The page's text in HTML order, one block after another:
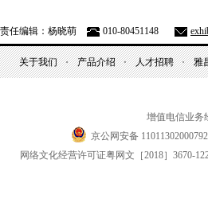
责任编辑：杨晓萌 010-80451148
关于我们 产品介绍 人才招聘 雅
增值电信业务
京公网安备
网络文化经营许可证粤网文 ［2018］3670-